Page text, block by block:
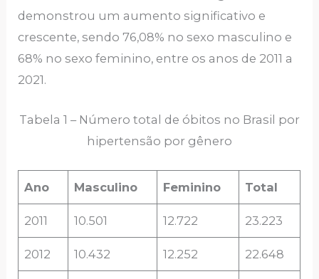
demonstrou um aumento significativo e
crescente, sendo 76,08% no sexo masculino e
68% no sexo feminino, entre os anos de 2011 a
2021.
Tabela 1 – Número total de óbitos no Brasil por
hipertensão por gênero
Ano Masculino Feminino Total
2011 10.501 12.722 23.223
2012 10.432 12.252 22.648